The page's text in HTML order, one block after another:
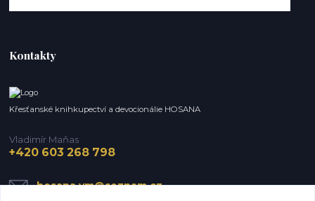
Kontakty
Křesťanské knihkupectví a devocionálie HOSANA
Vladimír Maňas
+420 603 268 798
hosana.vm@seznam.cz